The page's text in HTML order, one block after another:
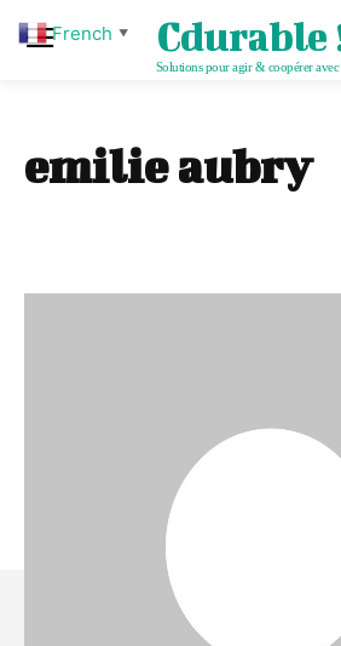
Cdurable
Solutions pour agir & coopérer
emilie aubry
French ▼